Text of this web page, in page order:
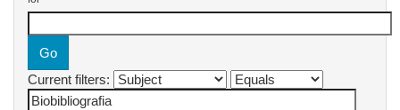
Current filters: